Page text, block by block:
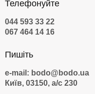
Телефонуйте
044 593 33 22
067 464 14 16
Пишіть
e-mail: bodo@bodo.ua
Київ, 03150, а/с 230